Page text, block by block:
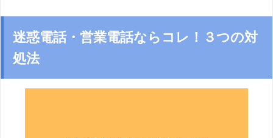
迷惑電話・営業電話ならコレ！３つの対
処法